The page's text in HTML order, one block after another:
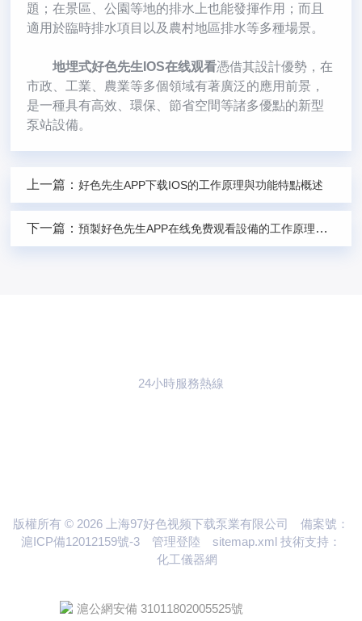
題；在景區、公園等地的排水上也能發揮作用；而且
適用於臨時排水項目以及農村地區排水等多種場景。
地埋式好色先生IOS在线观看憑借其設計優勢，在
市政、工業、農業等多個領域有著廣泛的應用前景，
是一種具有高效、環保、節省空間等諸多優點的新型
泵站設備。
上一篇：好色先生APP下载IOS的工作原理與功能特點概述
下一篇：預製好色先生APP在线免费观看設備的工作原理與應用領域說明
24小時服務熱線
版權所有 © 2026 上海97好色视频下载泵業有限公司 備案號：
滬ICP備12012159號-3
管理登陸 sitemap.xml 技術支持：
化工儀器網
滬公網安備 31011802005525號